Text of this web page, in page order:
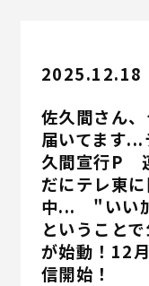
2025.12.18
佐久間さん
届いてます
久間宣行P
だにテレ東
中... "いい
ということ
が始動！12
信開始！